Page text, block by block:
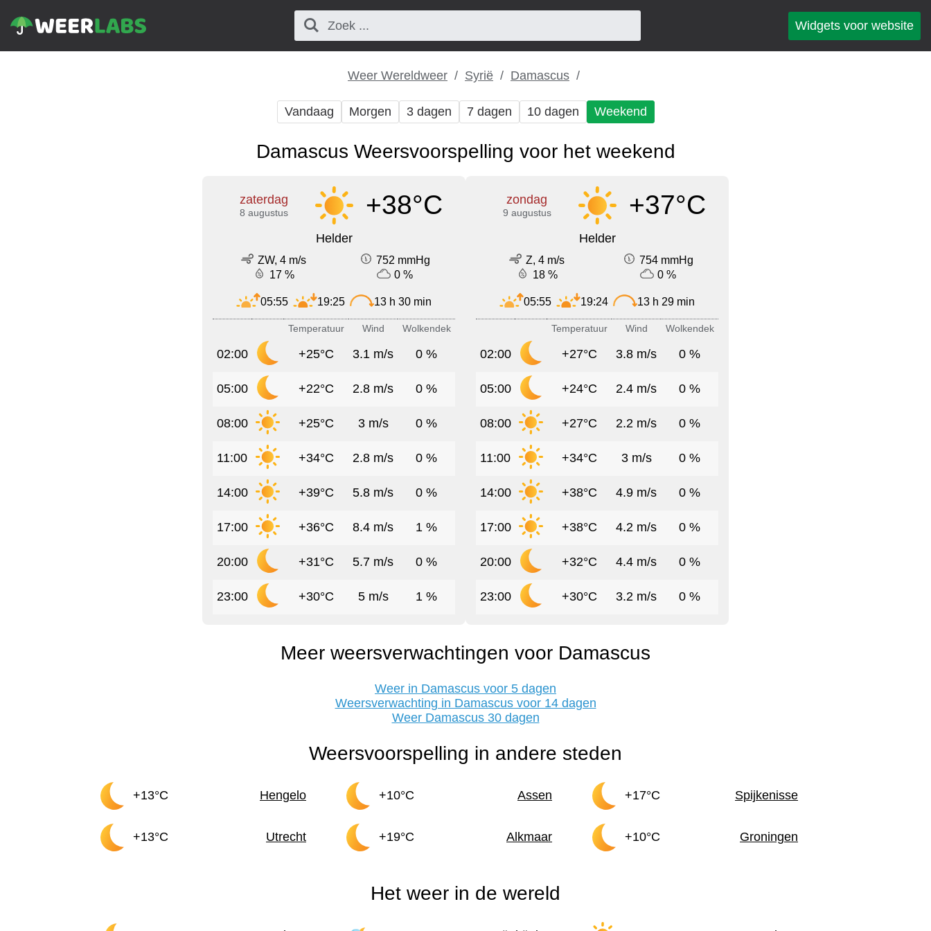
Widgets voor website
Weer Wereldweer Syrië Damascus
Vandaag Morgen 3 dagen 7 dagen 10 dagen Weekend
Damascus Weersvoorspelling voor het weekend
zaterdag
8 augustus +38°C
Helder
ZW, 4 m/s
752 mmHg
17 %
0 %
05:55 19:25 13 h 30 min
Temperatuur Wind Wolkendek
02:00 +25°C 3.1 m/s 0 %
05:00 +22°C 2.8 m/s 0 %
08:00 +25°C 3 m/s 0 %
11:00 +34°C 2.8 m/s 0 %
14:00 +39°C 5.8 m/s 0 %
17:00 +36°C 8.4 m/s 1 %
20:00 +31°C 5.7 m/s 0 %
23:00 +30°C 5 m/s 1 %
zondag
9 augustus +37°C
Helder
Z, 4 m/s
754 mmHg
18 %
0 %
05:55 19:24 13 h 29 min
Temperatuur Wind Wolkendek
02:00 +27°C 3.8 m/s 0 %
05:00 +24°C 2.4 m/s 0 %
08:00 +27°C 2.2 m/s 0 %
11:00 +34°C 3 m/s 0 %
14:00 +38°C 4.9 m/s 0 %
17:00 +38°C 4.2 m/s 0 %
20:00 +32°C 4.4 m/s 0 %
23:00 +30°C 3.2 m/s 0 %
Meer weersverwachtingen voor Damascus
Weer in Damascus voor 5 dagen
Weersverwachting in Damascus voor 14 dagen
Weer Damascus 30 dagen
Weersvoorspelling in andere steden
+13°C Hengelo +10°C Assen +17°C Spijkenisse
+13°C Utrecht +19°C Alkmaar +10°C Groningen
Het weer in de wereld